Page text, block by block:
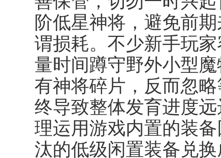
阶低星神将，避免前
谓损耗。不少新手玩
量时间蹲守野外小型
有神将碎片，反而忽
终导致整体发育进度
理运用游戏内置的装
汰的低级闲置装备兑